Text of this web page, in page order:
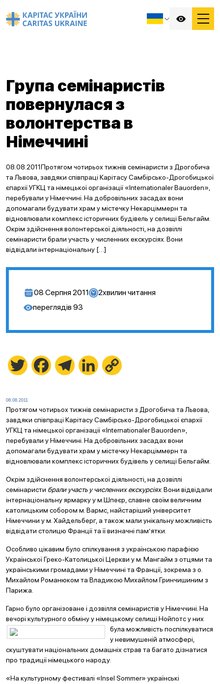
Група семінаристів
повернулася з
волонтерства в
Німеччині
08.08.2011Протягом чотирьох тижнів семінаристи з Дрогобича
та Львова, завдяки співпраці Карітасу Самбірсько-Дрогобицької
єпархії УГКЦ та німецької організації «Internationaler Bauorden»,
перебували у Німеччині. На добровільних засадах вони
допомагали будувати храм у містечку Некарціммерн та
відновлювали комплекс історичних будівель у селищі Бельгайм.
Окрім здійснення волонтерської діяльності, на дозвіллі
семінаристи брали участь у численних екскурсіях. Вони
відвідали інтернаціональну […]
08 Серпня 2011 2хвилин читання
переглядів 93
Twitter FacebookTelegramLinkedIn
08.08.2011
Протягом чотирьох тижнів семінаристи з Дрогобича та Львова,
завдяки співпраці Карітасу Самбірсько-Дрогобицької єпархії
УГКЦ та німецької організації «Internationaler Bauorden»,
перебували у Німеччині. На добровільних засадах вони
допомагали будувати храм у містечку Некарціммерн та
відновлювали комплекс історичних будівель у селищі Бельгайм.
Окрім здійснення волонтерської діяльності, на дозвіллі
семінаристи брали участь у численних екскурсіях. Вони відвідали
інтернаціональну ярмарку у м.Шпеєр, славне своїм величним
католицьким собором м. Вармс, найстаріший університет
Німеччини у м. Хайдельберг, а також мали унікальну можливість
відвідати столицю Франції та її визначні пам’ятки.
Особливо цікавим було спілкування з українською парафією
Української Греко-Католицької Церкви у м. Мангайм з отцями та
українськими громадами у Німеччині та Франції, зокрема з о.
Михайлом Романюком та Владикою Михайлом Гринчишиним з
Парижа.
Гарно було організоване і дозвілля семінаристів у Німеччині. На
вечорі культурного обміну у німецькому селищі Нойпотс у них
була можливість поспілкуватися
у невимушеній атмосфері,
скуштувати національних домашніх страв та багато дізнатися
про традиції німецького народу.
«На культурному фестивалі «Insel Sommer» українські